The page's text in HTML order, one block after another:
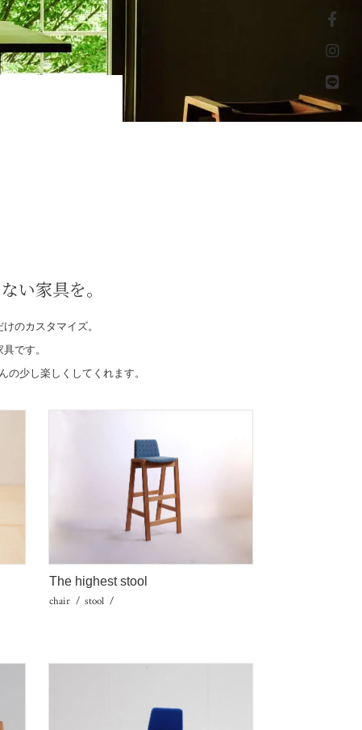
い家具を。
のカスタマイズ。
です。
少し楽しくしてくれます。
The highest stool
chair
stool